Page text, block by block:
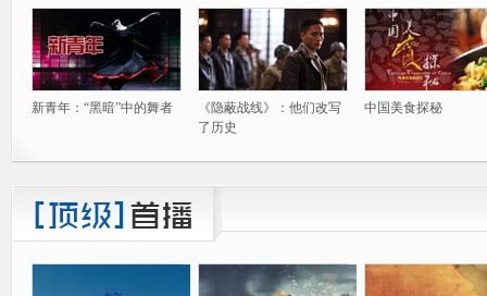
新青年：“黑暗”中的舞者
《隐蔽战线》：他们改写
了历史
中国美食探秘